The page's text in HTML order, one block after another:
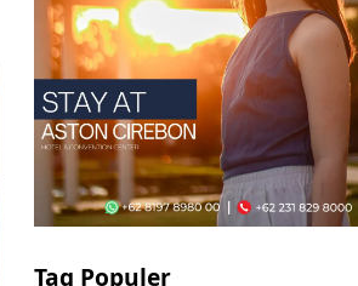
Tag Populer